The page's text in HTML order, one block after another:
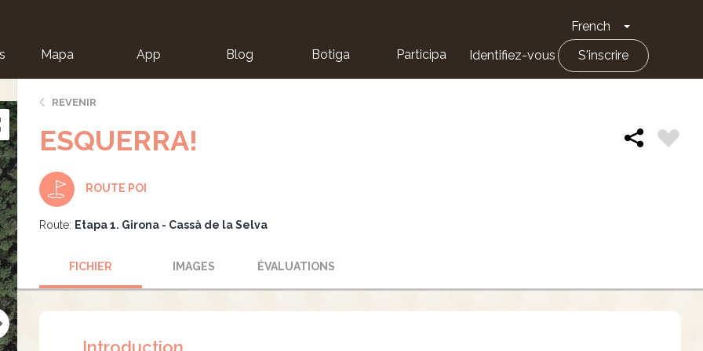
French Toggle
Mapa App Blog Botiga Participa Identifiez-vous S'inscrire
REVENIR
ESQUERRA!
ROUTE POI
Route: Etapa 1. Girona - Cassà de la Selva
FICHIER IMAGES ÉVALUATIONS